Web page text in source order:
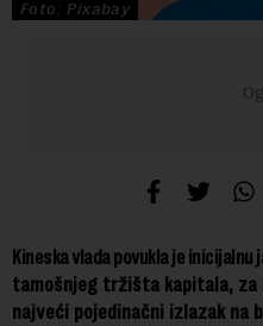
Foto: Pixabay
Kineska vlada povukla je inicijalnu
tamošnjeg tržišta kapitala, za
najveći pojedinačni izlazak na